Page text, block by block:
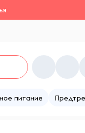
питание